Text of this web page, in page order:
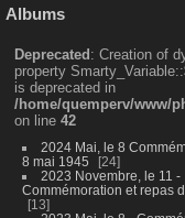
Albums
Deprecated: Creation of
property
is deprecated in
/home/quemperv/www/
on line 42
2024 Mai, le 8
8 mai 1945
24
2023 Novembre, le 11 -
Commémoration et repas
13